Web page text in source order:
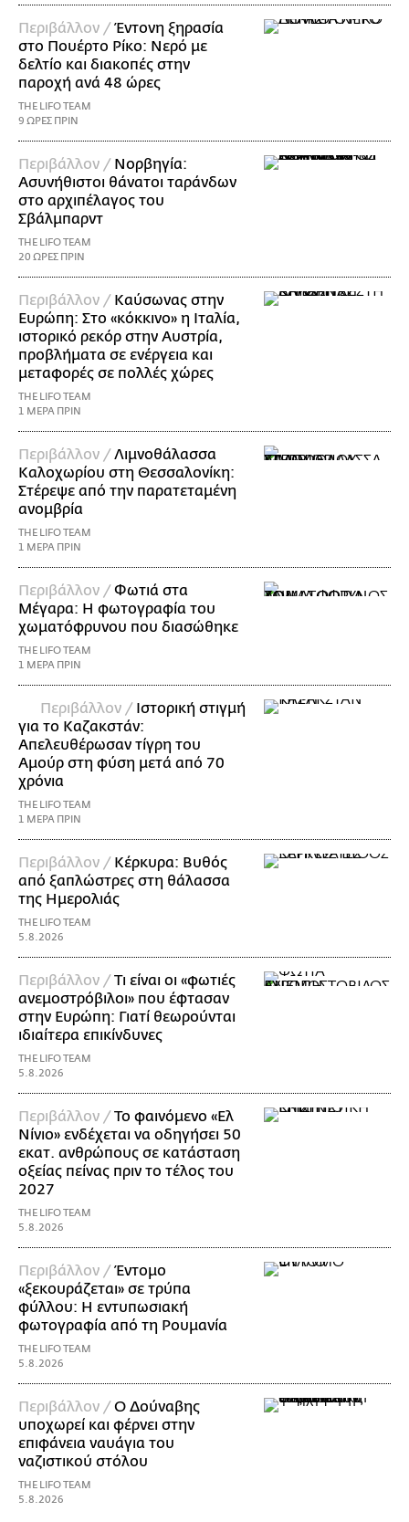
Περιβάλλον /Έντονη ξηρασία
στο Πουέρτο Ρίκο: Νερό με
δελτίο και διακοπές στην
παροχή ανά 48 ώρες
THE LIFO TEAM
9 ΩΡΕΣ ΠΡΙΝ
Περιβάλλον / Νορβηγία:
Ασυνήθιστοι θάνατοι ταράνδων
στο αρχιπέλαγος του
Σβάλμπαρντ
THE LIFO TEAM
20 ΩΡΕΣ ΠΡΙΝ
Περιβάλλον / Καύσωνας στην
Ευρώπη: Στο «κόκκινο» η Ιταλία,
ιστορικό ρεκόρ στην Αυστρία,
προβλήματα σε ενέργεια και
μεταφορές σε πολλές χώρες
THE LIFO TEAM
1 ΜΕΡΑ ΠΡΙΝ
Περιβάλλον /Λιμνοθάλασσα
Καλοχωρίου στη Θεσσαλονίκη:
Στέρεψε από την παρατεταμένη
ανομβρία
THE LIFO TEAM
1 ΜΕΡΑ ΠΡΙΝ
Περιβάλλον /Φωτιά στα
Μέγαρα: Η φωτογραφία του
χωματόφρυνου που διασώθηκε
THE LIFO TEAM
1 ΜΕΡΑ ΠΡΙΝ
Περιβάλλον / Ιστορική στιγμή
για το Καζακστάν:
Απελευθέρωσαν τίγρη του
Αμούρ στη φύση μετά από 70
χρόνια
THE LIFO TEAM
1 ΜΕΡΑ ΠΡΙΝ
Περιβάλλον / Κέρκυρα: Βυθός
από ξαπλώστρες στη θάλασσα
της Ημερολιάς
THE LIFO TEAM
5.8.2026
Περιβάλλον /Τι είναι οι «φωτιές
ανεμοστρόβιλοι» που έφτασαν
στην Ευρώπη: Γιατί θεωρούνται
ιδιαίτερα επικίνδυνες
THE LIFO TEAM
5.8.2026
Περιβάλλον /Το φαινόμενο «Ελ
Νίνιο» ενδέχεται να οδηγήσει 50
εκατ. ανθρώπους σε κατάσταση
οξείας πείνας πριν το τέλος του
2027
THE LIFO TEAM
5.8.2026
Περιβάλλον /Έντομο
«ξεκουράζεται» σε τρύπα
φύλλου: Η εντυπωσιακή
φωτογραφία από τη Ρουμανία
THE LIFO TEAM
5.8.2026
Περιβάλλον /Ο Δούναβης
υποχωρεί και φέρνει στην
επιφάνεια ναυάγια του
ναζιστικού στόλου
THE LIFO TEAM
5.8.2026